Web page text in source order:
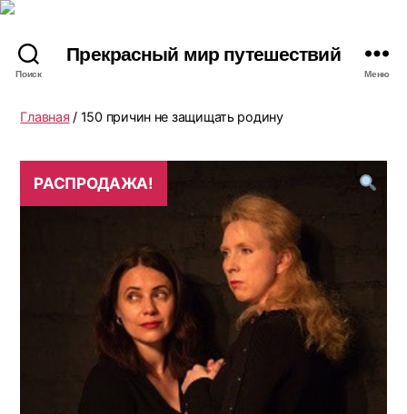
Поиск
Прекрасный мир путешествий
Меню
Главная / 150 причин не защищать родину
РАСПРОДАЖА!